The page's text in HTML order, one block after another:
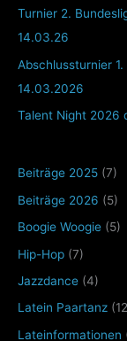
Turnier 2.
14.03.26
Abschlussturnier
14.03.2026
Talent Night 2026
Beiträge 2025 (7)
Beiträge 2026 (5)
Boogie Woogie (5)
Hip-Hop (7)
Jazzdance (4)
Latein Paartanz
Lateinformationen